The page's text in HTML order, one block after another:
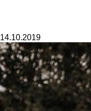
14.10.2019